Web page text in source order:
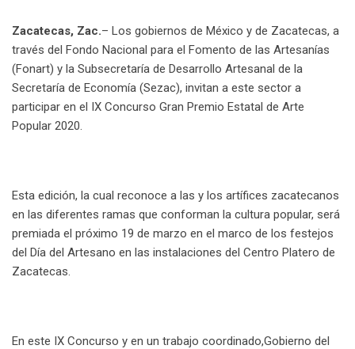
Zacatecas, Zac.– Los gobiernos de México y de Zacatecas, a
través del Fondo Nacional para el Fomento de las Artesanías
(Fonart) y la Subsecretaría de Desarrollo Artesanal de la
Secretaría de Economía (Sezac), invitan a este sector a
participar en el IX Concurso Gran Premio Estatal de Arte
Popular 2020.
Esta edición, la cual reconoce a las y los artífices zacatecanos
en las diferentes ramas que conforman la cultura popular, será
premiada el próximo 19 de marzo en el marco de los festejos
del Día del Artesano en las instalaciones del Centro Platero de
Zacatecas.
En este IX Concurso y en un trabajo coordinado,Gobierno del